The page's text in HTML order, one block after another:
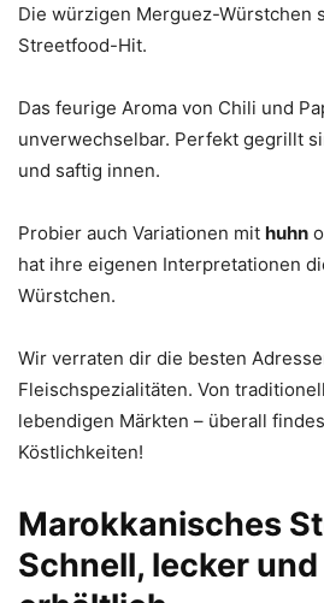
Die würzigen Merguez-Würstchen
Streetfood-Hit.
Das feurige Aroma von Chili und
unverwechselbar. Perfekt gegrillt
und saftig innen.
Probier auch Variationen mit huhn
hat ihre eigenen Interpretationen
Würstchen.
Wir verraten dir die besten
Fleischspezialitäten. Von
lebendigen Märkten – überall
Köstlichkeiten!
Marokkanisches
Schnell, lecker